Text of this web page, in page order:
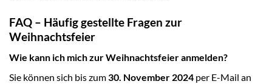
FAQ – Häufig gestellte Fragen zur
Weihnachtsfeier
Wie kann ich mich zur Weihnachtsfeier anmelden?
Sie können sich bis zum30. November 2024 per E-Mail an